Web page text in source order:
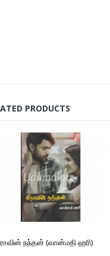
PRODUCTS
நந்தன் (வான்மதி ஹரி)